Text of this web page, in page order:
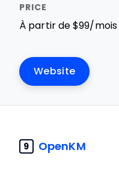
À partir de $99/mois
Website
9 OpenKM